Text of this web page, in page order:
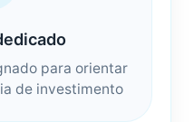
para orientar
de investimento